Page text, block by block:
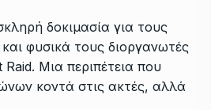
δοκιμασία για τους
φυσικά τους διοργανωτές
Μια περιπέτεια που
κοντά στις ακτές, αλλά